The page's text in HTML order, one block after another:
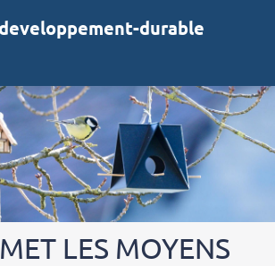
durable
LES MOYENS